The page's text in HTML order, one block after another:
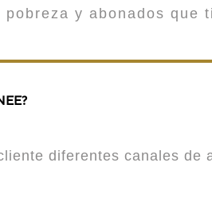
y abonados que
diferentes canales de